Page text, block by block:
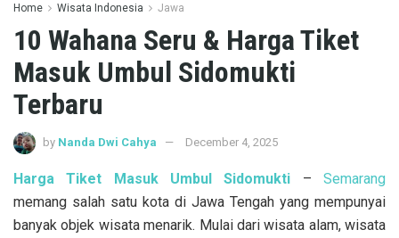
Home Wisata Indonesia Jawa
10 Wahana Seru & Harga Tiket
Masuk Umbul Sidomukti
Terbaru
by Nanda Dwi Cahya December 4, 2025
Harga Tiket Masuk Umbul Sidomukti –Semarang
memang salah satu kota di Jawa Tengah yang mempunyai
banyak objek wisata menarik. Mulai dari wisata alam, wisata